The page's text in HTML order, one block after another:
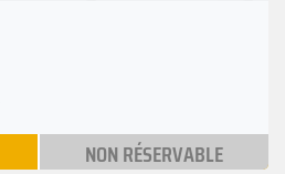
NON RÉSERVABLE